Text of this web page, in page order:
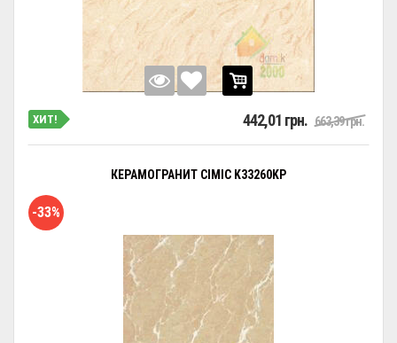
ХИТ! 442,01 грн. 663,39 грн.
КЕРАМОГРАНИТ CIMIC K33260KP
-33%